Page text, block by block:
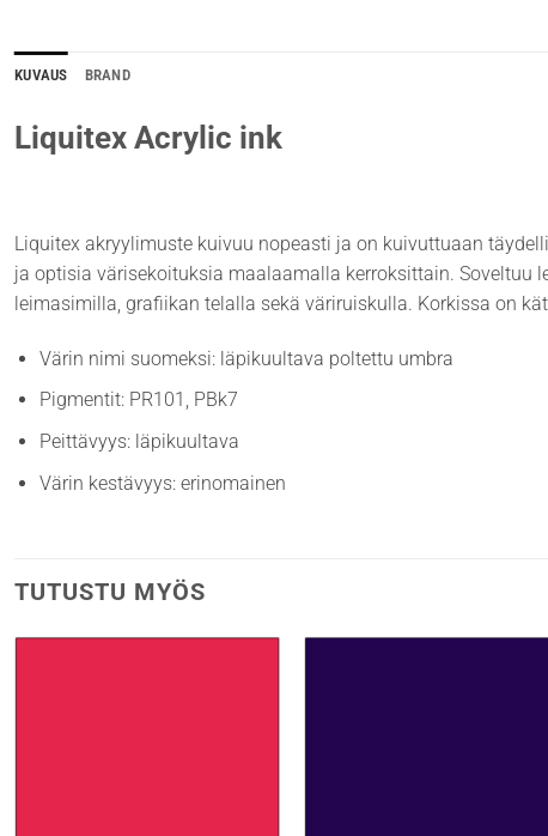
KUVAUS BRAND
Liquitex Acrylic ink
Liquitex akryylimuste kuivuu nopeasti ja on kuivuttuaan
ja optisia värisekoituksia maalaamalla kerroksittain.
leimasimilla, grafiikan telalla sekä väriruiskulla. Korkissa on
Värin nimi suomeksi: läpikuultava poltettu umbra
Pigmentit: PR101, PBk7
Peittävyys: läpikuultava
Värin kestävyys: erinomainen
TUTUSTU MYÖS